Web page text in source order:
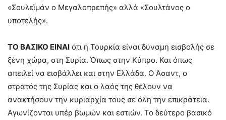
«Σουλεϊμάν ο Μεγαλοπρεπής» αλλά «Σουλτάνος ο
υποτελής».
ΤΟ ΒΑΣΙΚΟ ΕΙΝΑΙ ότι η Τουρκία είναι δύναμη εισβολής σε
ξένη χώρα, στη Συρία. Όπως στην Κύπρο. Και όπως
απειλεί να εισβάλλει και στην Ελλάδα. Ο Άσαντ, ο
στρατός της Συρίας και ο λαός της θέλουν να
ανακτήσουν την κυριαρχία τους σε όλη την επικράτεια.
Αγωνίζονται υπέρ βωμών και εστιών. Το δεύτερο βασικό